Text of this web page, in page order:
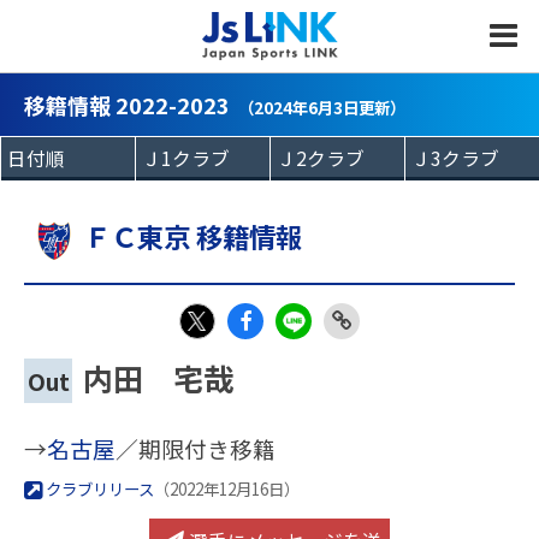
移籍情報 2022-2023 （2024年6月3日更新）
ＦＣ東京 移籍情報
eb
k
Out 内田 宅哉
→名古屋／期限付き移籍
クラブリリース （2022年12月16日）